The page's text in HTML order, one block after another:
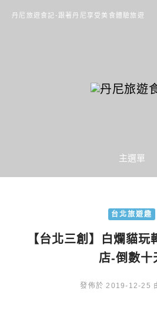
丹尼旅遊食記-跟著丹尼享受美食體驗旅遊
主選單
台北旅遊趣
【台北三創】白爛貓玩
店-倒數十
發佈於 2019-12-25